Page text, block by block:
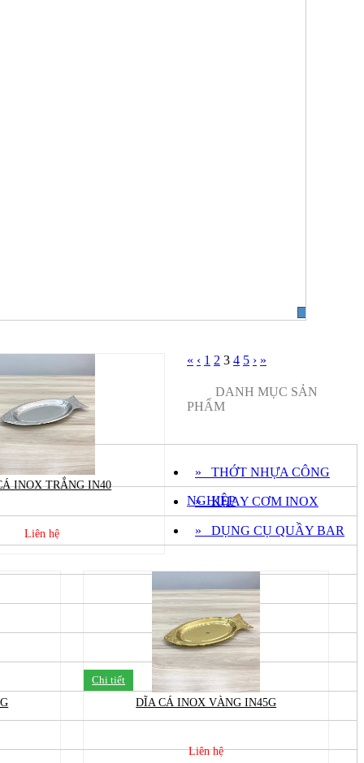
INOX TRẮNG IN40
Liên hệ
Chi tiết
DĨA CÁ INOX VÀNG IN45G
Liên hệ
« ‹ 1 2 3 4 5 › »
DANH MỤC SẢN
PHẨM
» THỚT NHỰA CÔNG
NGHIỆP
» KHAY CƠM INOX
» DỤNG CỤ QUẦY BAR